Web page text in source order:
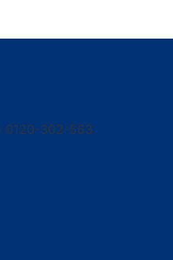
0120-302-563